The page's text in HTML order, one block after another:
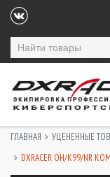
ГЛАВНАЯ УЦЕНЕННЫЕ
DXRACER OH/K99/NR